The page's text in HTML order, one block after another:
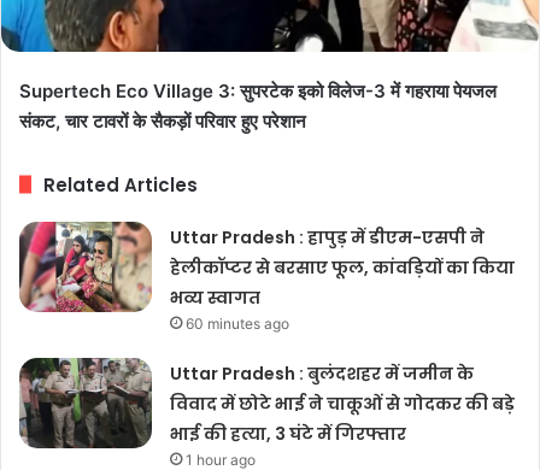
Supertech Eco Village 3: सुपरटेक इको विलेज-3 में गहराया पेयजल
संकट, चार टावरों के सैकड़ों परिवार हुए परेशान
Related Articles
Uttar Pradesh : हापुड़ में डीएम-एसपी ने
हेलीकॉप्टर से बरसाए फूल, कांवड़ियों का किया
भव्य स्वागत
60 minutes ago
Uttar Pradesh : बुलंदशहर में जमीन के
विवाद में छोटे भाई ने चाकूओं से गोदकर की बड़े
भाई की हत्या, 3 घंटे में गिरफ्तार
1 hour ago